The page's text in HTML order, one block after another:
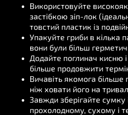
Використовуйте
застібкою зіп-лок
товстий пластик із
Упакуйте гриби в кілька
вони були більш
Додайте поглинач кисню
більше продовжити
Вичавіть якомога більше
ніж ховати його на
Завжди зберігайте сумку
прохолодному, сухому і